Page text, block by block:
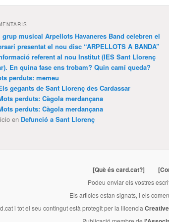
grup musical Arpellots Havaneres Band celebren el
presentat el nou disc “ARPELLOTS A BANDA”
referent al nou Institut (IES Sant Llorenç
En quina fase ens trobam? Quin camí queda?
perduts: memeu
gegants de Sant Llorenç des Cardassar
perduts: Càgola merdançana
perduts: Càgola merdançana
en Defunció a Sant Llorenç
[Què és card.cat?]
Podeu enviar els vostres
Els articles estan signats, i els
i tot el seu contingut està protegit per la llicencia